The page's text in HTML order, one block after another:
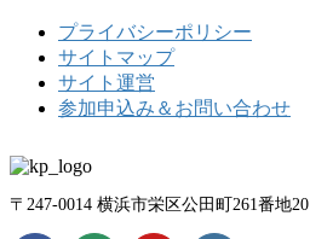
プライバシーポリシー
サイトマップ
サイト運営
参加申込み＆お問い合わせ
〒247-0014 横浜市栄区公田町261番地20